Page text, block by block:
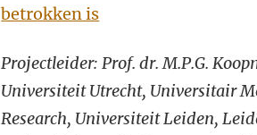
betrokken is
Projectleider: Prof. dr. M.P.G.
Universiteit Utrecht, Universitair
Research, Universiteit Leiden,